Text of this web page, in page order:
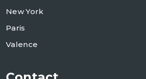
New York
Paris
Valence